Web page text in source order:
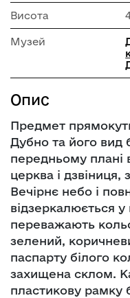
Висота
Музей
Опис
Предмет
Дубно та його вид
передньому плані
церква і дзвіниця,
Вечірнє небо і
відзеркалюється у
переважають
зелений,
паспарту білого
захищена склом.
пластикову рамку